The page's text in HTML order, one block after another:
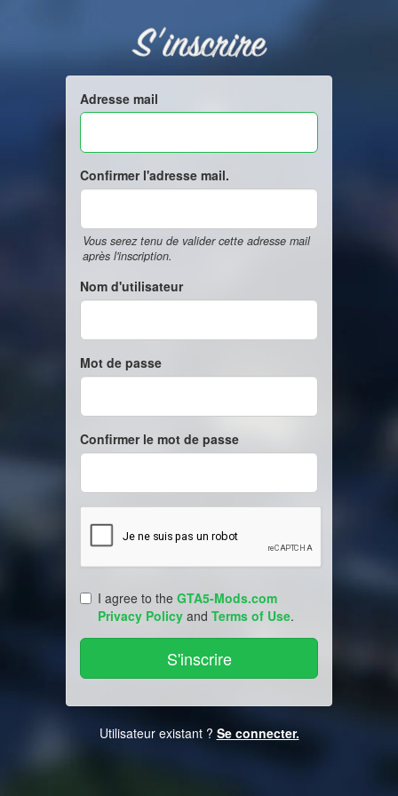
S'inscrire
Adresse mail
Confirmer l'adresse mail.
Vous serez tenu de valider cette adresse mail
après l'inscription.
Nom d'utilisateur
Mot de passe
Confirmer le mot de passe
I agree to the GTA5-Mods.com
Privacy Policy and Terms of Use.
Utilisateur existant ? Se connecter.